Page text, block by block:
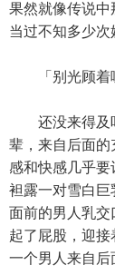
果然就像传说中
当过不知多少次
「别光顾着嗦
还没来得及吐
辈，来自后面的
感和快感几乎
袒露一对雪白巨
面前的男人乳交
起了屁股，迎接
一个男人来自后